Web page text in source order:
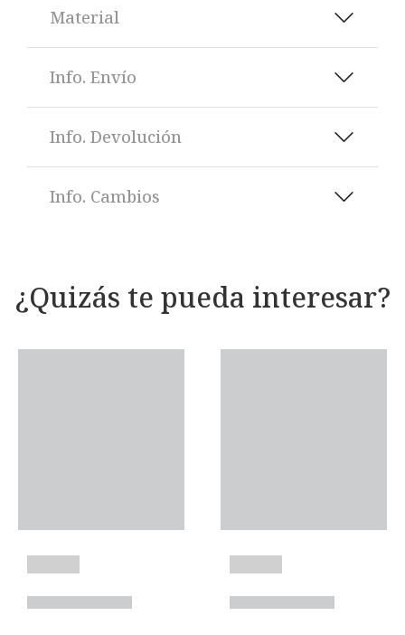
Material
Info. Envío
Info. Devolución
Info. Cambios
¿Quizás te pueda interesar?